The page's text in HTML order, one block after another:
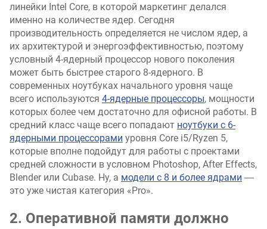
линейки Intel Core, в которой маркетинг делался
именно на количестве ядер. Сегодня
производительность определяется не числом ядер, а
их архитектурой и энергоэффективностью, поэтому
условный 4-ядерный процессор нового поколения
может быть быстрее старого 8-ядерного. В
современных ноутбуках начального уровня чаще
всего используются 4-ядерные процессоры, мощности
которых более чем достаточно для офисной работы. В
средний класс чаще всего попадают ноутбуки с 6-
ядерными процессорами уровня Core i5/Ryzen 5,
которые вполне подойдут для работы с проектами
средней сложности в условном Photoshop, After Effects,
Blender или Cubase. Ну, а модели с 8 и более ядрами ―
это уже чистая категория «Pro».
2. Оперативной памяти должно